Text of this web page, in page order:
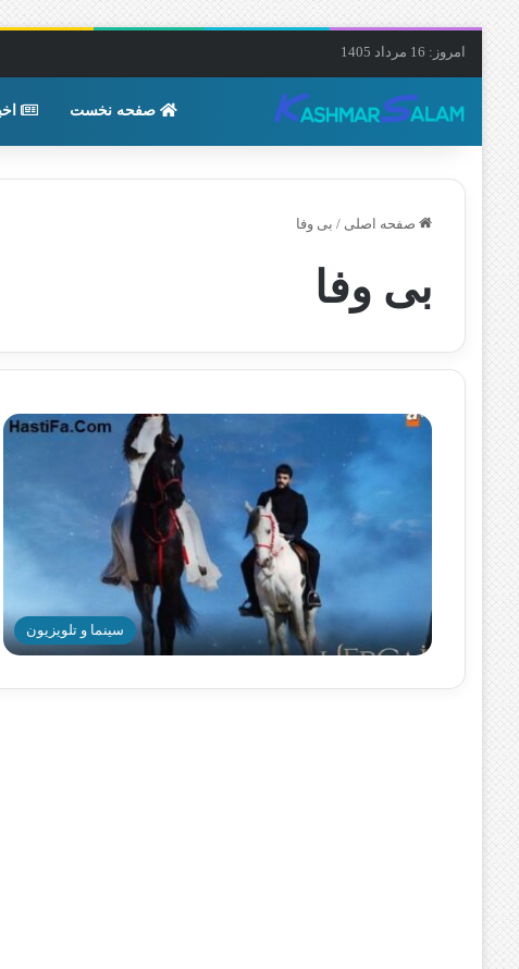
امروز: 16 مرداد 1405
صفحه نخست
صفحه اصلی / بی وفا
بی وفا
سینما و تلویزیون